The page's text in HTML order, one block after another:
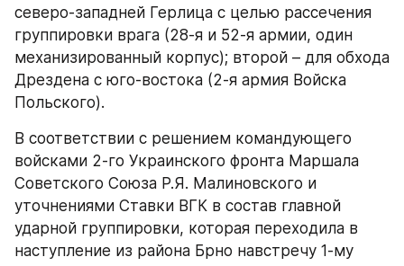
северо-западней Герлица с целью рассечения
группировки врага (28-я и 52-я армии, один
механизированный корпус); второй – для обхода
Дрездена с юго-востока (2-я армия Войска
Польского).
В соответствии с решением командующего
войсками 2-го Украинского фронта Маршала
Советского Союза Р.Я. Малиновского и
уточнениями Ставки ВГК в состав главной
ударной группировки, которая переходила в
наступление из района Брно навстречу 1-му